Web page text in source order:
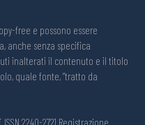
free e possono essere
anche senza specifica
inalterati il contenuto e il titolo
quale fonte, “tratto da
2240-2721 Registrazione